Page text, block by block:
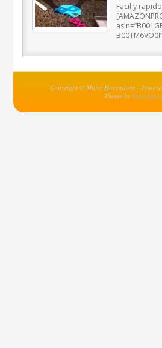
Facil y
Copyright © Mujer Hacendosa -
Theme by